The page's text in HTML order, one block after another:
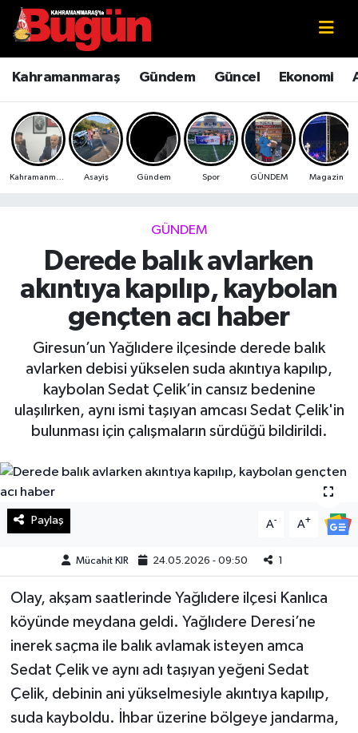
Kahramanmaraş Gündem Güncel Ekonomi
Asayiş Gündem Spor GÜNDEM Magazin
GÜNDEM
Derede balık avlarken
akıntıya kapılıp, kaybolan
gençten acı haber
Giresun’un Yağlıdere ilçesinde derede balık
avlarken debisi yükselen suda akıntıya kapılıp,
kaybolan Sedat Çelik’in cansız bedenine
ulaşılırken, aynı ismi taşıyan amcası Sedat Çelik'in
bulunması için çalışmaların sürdüğü bildirildi.
Paylaş A- A+
Mücahit KIR 24.05.2026 - 09:50 1
Olay, akşam saatlerinde Yağlıdere ilçesi Kanlıca
köyünde meydana geldi. Yağlıdere Deresi’ne
inerek saçma ile balık avlamak isteyen amca
Sedat Çelik ve aynı adı taşıyan yeğeni Sedat
Çelik, debinin ani yükselmesiyle akıntıya kapılıp,
suda kayboldu. İhbar üzerine bölgeye jandarma,
Kahramanmaraş
Kahramanmaraş Sokak Röportajları
Bilim ve Teknoloji
Çevre
Ekonomi
Güncel
Haberde İnsan
Kültür Sanat
Magazin
Manşet Altı
Resmi İlan
Sağlık
Spor
SürManşet
Kahramanmaraş Nöbetçi Eczaneler
Kahramanmaraş Hava Durumu
Kahramanmaraş Namaz Vakitleri
Kahramanmaraş Trafik Yoğunluk Haritası
Süper Lig Puan Durumu ve Fikstür
Tüm Manşetler
Son Dakika Haberleri
Haber Arşivi